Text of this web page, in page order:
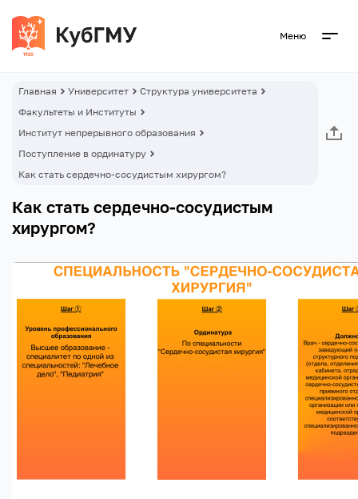
Меню
Главная Университет
Структура университета
Факультеты и Институты
Институт непрерывного образования
Поступление в ординатуру
Как стать сердечно-сосудистым хирургом?
Как стать сердечно-сосудистым
хирургом?